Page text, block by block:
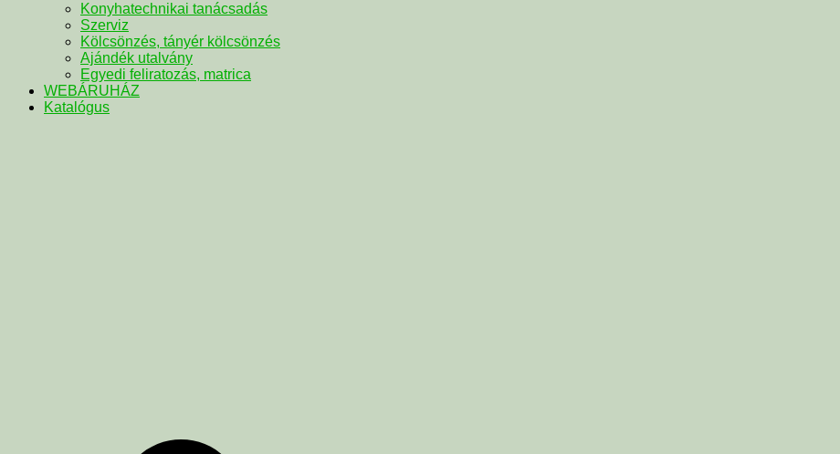
Konyhatechnikai tanácsadás
Szerviz
Kölcsönzés, tányér kölcsönzés
Ajándék utalvány
Egyedi feliratozás, matrica
WEBÁRUHÁZ
Katalógus